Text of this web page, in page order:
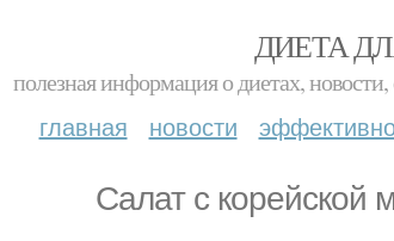
ДИЕТА
полезная информация о диетах,
главная новости
Салат с корейской